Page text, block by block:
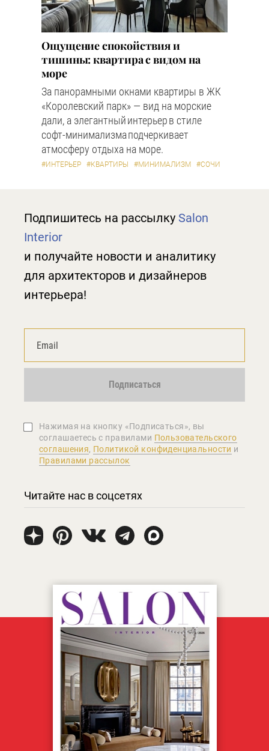
Ощущение спокойствия и
тишины: квартира с видом на
море
За панорамными окнами квартиры в ЖК
«Королевский парк» — вид на морские
дали, а элегантный интерьер в стиле
софт-минимализма подчеркивает
атмосферу отдыха на море.
#ИНТЕРЬЕР #КВАРТИРЫ #МИНИМАЛИЗМ #СОЧИ
Подпишитесь на рассылку Salon
Interior
и получайте новости и аналитику
для архитекторов и дизайнеров
интерьера!
Подписаться
Нажимая на кнопку «Подписаться», вы
соглашаетеcь с правилами Пользовательского
соглашения, Политикой конфиденциальности и
Правилами рассылок
Читайте нас в соцсетях